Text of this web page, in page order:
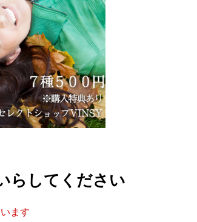
らしてください
ます